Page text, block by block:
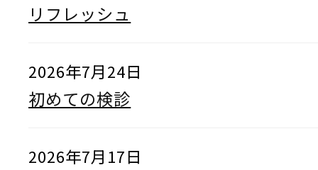
リフレッシュ
2026年7月24日
初めての検診
2026年7月17日